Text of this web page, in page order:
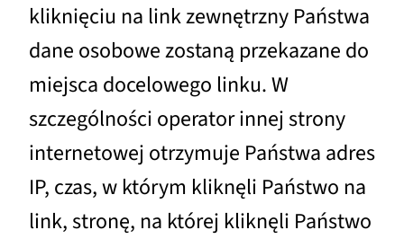
kliknięciu na link zewnętrzny Państwa
dane osobowe zostaną przekazane do
miejsca docelowego linku. W
szczególności operator innej strony
internetowej otrzymuje Państwa adres
IP, czas, w którym kliknęli Państwo na
link, stronę, na której kliknęli Państwo